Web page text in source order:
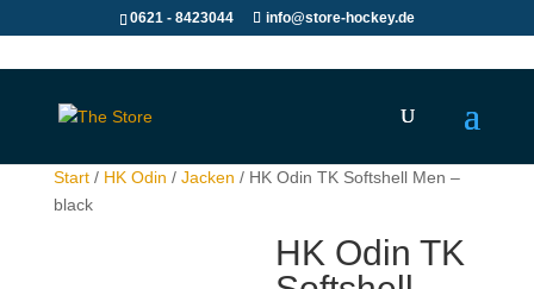
0621 - 8423044 info@store-hockey.de
Start/ HK Odin / Jacken / HK Odin TK Softshell Men –
black
HK Odin TK